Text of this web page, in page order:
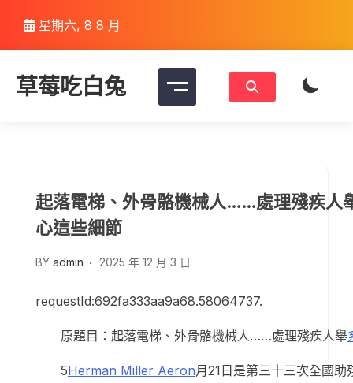
content
星期六, 8 8 月
草莓吃白兔
起落電梯、外骨骼機械人……處理殘疾人
心這些細節
BY admin 2025 年 12 月 3 日
requestId:692fa333aa9a68.58064737.
原題目：起落電梯、外骨骼機械人……處理殘疾人舉
5Herman Miller Aeron月21日是第三十三次全國